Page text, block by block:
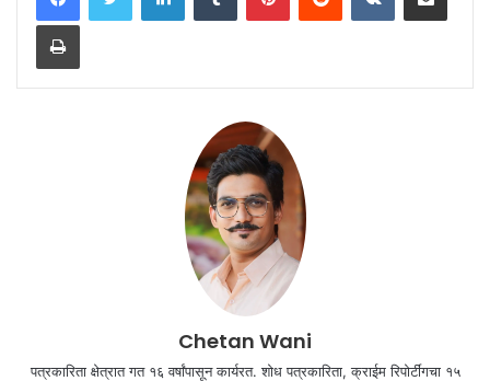
Print
Chetan Wani
पत्रकारिता क्षेत्रात गत १६ वर्षांपासून कार्यरत. शोध पत्रकारिता, क्राईम रिपोर्टींगचा १५